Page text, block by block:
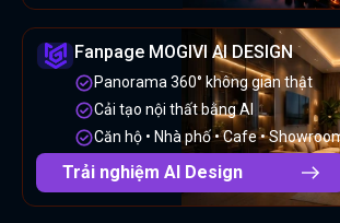
Fanpage MOGIVI AI DESIGN
Panorama 360° không gian thật
Cải tạo nội thất bằng AI
Căn hộ • Nhà phố • Cafe •
Trải nghiệm AI Design